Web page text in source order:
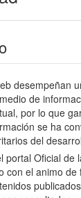
desempeñan
de
por lo que
se ha
del
portal Oficial de
con el animo de